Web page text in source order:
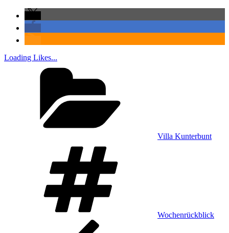
Loading Likes...
Villa Kunterbunt
Wochenrückblick
Beitragsnavigation